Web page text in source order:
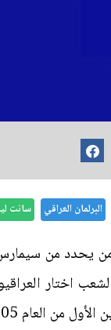
البرلمان العراقي سانت
يحدد من سيمارس
اختار